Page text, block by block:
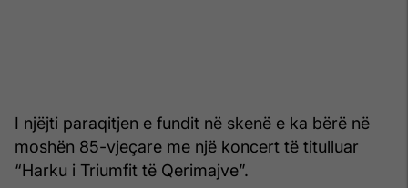
I njëjti paraqitjen e fundit në skenë e ka bërë në
moshën 85-vjeçare me një koncert të titulluar
“Harku i Triumfit të Qerimajve”.